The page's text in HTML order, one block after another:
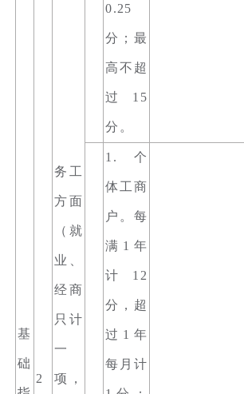
基
础
2
务工
方面
（就
业、
经商
只计
一
项，
0.25
分；最
高不超
过15
分。
1. 个
体工商
户。每
满1年
计12
分，超
过1年
每月计